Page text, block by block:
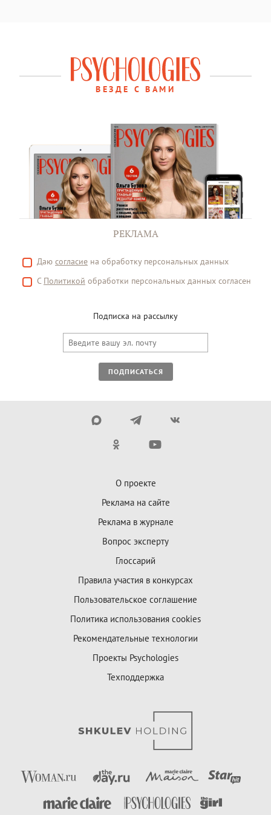
ВЕЗДЕ С ВАМИ
РЕКЛАМА
Даю согласие на обработку персональных данных
С Политикой обработки персональных данных согласен
Подписка на рассылку
ПОДПИСАТЬСЯ
О проекте
Реклама на сайте
Реклама в журнале
Вопрос эксперту
Глоссарий
Правила участия в конкурсах
Пользовательское соглашение
Политика использования cookies
Рекомендательные технологии
Проекты Psychologies
Техподдержка